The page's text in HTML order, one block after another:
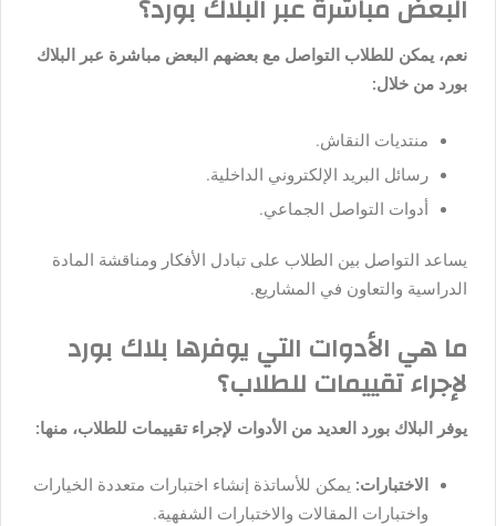
البعض مباشرة عبر البلاك بورد؟
نعم، يمكن للطلاب التواصل مع بعضهم البعض مباشرة عبر البلاك
بورد من خلال:
منتديات النقاش.
رسائل البريد الإلكتروني الداخلية.
أدوات التواصل الجماعي.
يساعد التواصل بين الطلاب على تبادل الأفكار ومناقشة المادة
الدراسية والتعاون في المشاريع.
ما هي الأدوات التي يوفرها بلاك بورد
لإجراء تقييمات للطلاب؟
يوفر البلاك بورد العديد من الأدوات لإجراء تقييمات للطلاب، منها:
الاختبارات: يمكن للأساتذة إنشاء اختبارات متعددة الخيارات
واختبارات المقالات والاختبارات الشفهية.